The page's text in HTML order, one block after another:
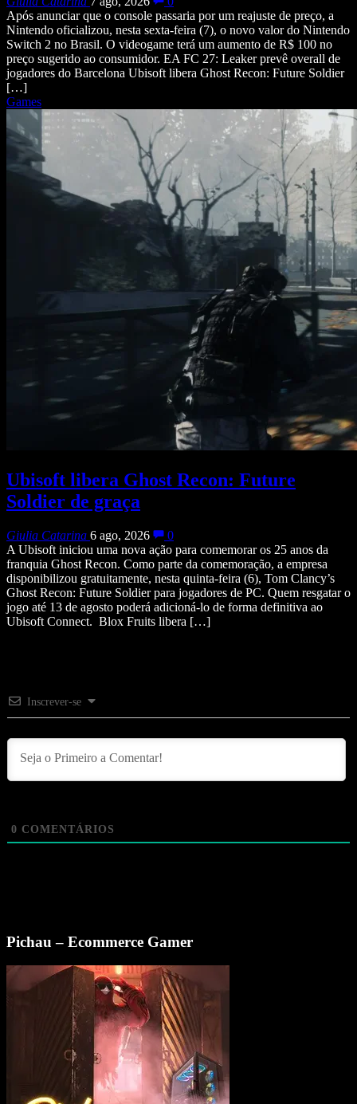
Após anunciar que o console passaria por um reajuste de preço, a
Nintendo oficializou, nesta sexta-feira (7), o novo valor do Nintendo
Switch 2 no Brasil. O videogame terá um aumento de R$ 100 no
preço sugerido ao consumidor. EA FC 27: Leaker prevê overall de
jogadores do Barcelona Ubisoft libera Ghost Recon: Future Soldier
[…]
Games
Ubisoft libera Ghost Recon: Future
Soldier de graça
Giulia Catarina 6 ago, 2026
0
A Ubisoft iniciou uma nova ação para comemorar os 25 anos da
franquia Ghost Recon. Como parte da comemoração, a empresa
disponibilizou gratuitamente, nesta quinta-feira (6), Tom Clancy’s
Ghost Recon: Future Soldier para jogadores de PC. Quem resgatar o
jogo até 13 de agosto poderá adicioná-lo de forma definitiva ao
Ubisoft Connect. Blox Fruits libera […]
Inscrever-se
0 COMENTÁRIOS
Pichau – Ecommerce Gamer